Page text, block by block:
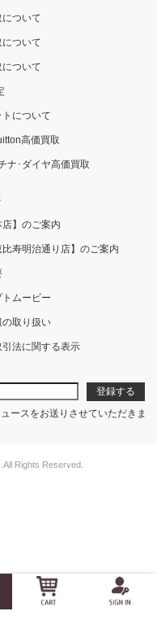
について
ついて
ついて
について
高価買取
ナ･ダイヤ高価買取
店】のご案内
比寿明治通り店】のご案内
トムービー
取り扱い
法に関する表示
ースをお送りさせていただきま
Rights Reserved.